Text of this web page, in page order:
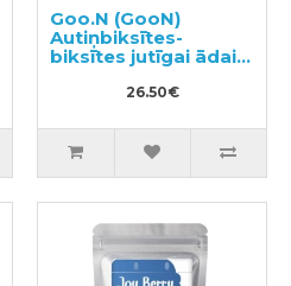
Goo.N (GooN)
Autiņbiksītes-
biksītes jutīgai ādai
26.50€